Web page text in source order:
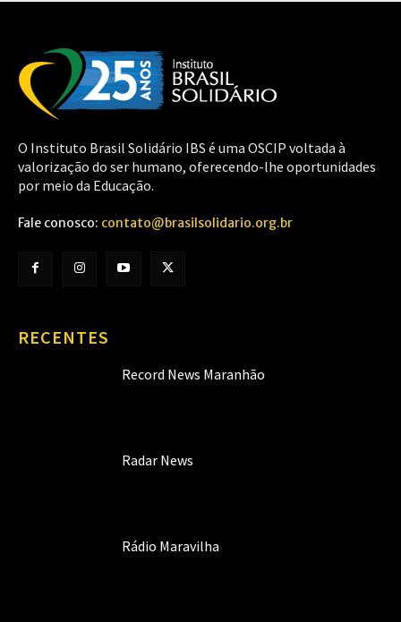
O Instituto Brasil Solidário IBS é uma OSCIP voltada à
valorização do ser humano, oferecendo-lhe oportunidades
por meio da Educação.
Fale conosco: contato@brasilsolidario.org.br
RECENTES
Record News Maranhão
Radar News
Rádio Maravilha